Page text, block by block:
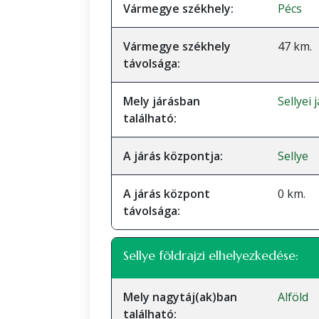
Vármegye székhely: Pécs
Vármegye székhely
távolsága:
47 km.
Mely járásban
található:
Sellyei
A járás központja: Sellye
A járás központ
távolsága:
0 km.
Sellye földrajzi elhelyezkedése:
Mely nagytáj(ak)ban
található:
Alföld